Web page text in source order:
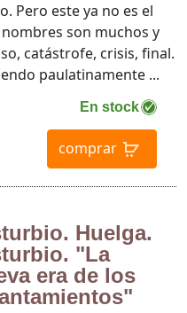
En stock
comprar
Pero este ya no es el
son muchos y
catástrofe, crisis, final.
paulatinamente ...
Huelga.
"La
era de los